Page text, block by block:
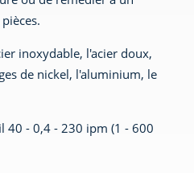
inoxydable, l'acier doux,
de nickel, l'aluminium, le
40 - 0,4 - 230 ipm (1 - 600